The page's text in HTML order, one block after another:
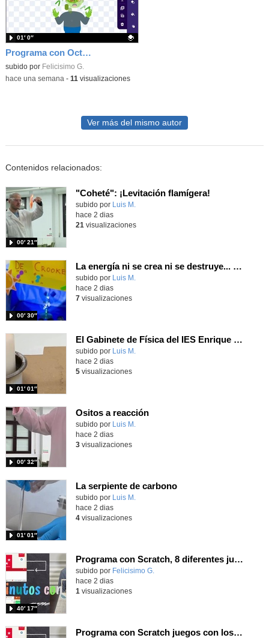
Programa con OctoStudio, un juego homenajeando al House of the dead con Zombies
Contenido educativo.
subido por Felicisimo G.
01′ 0″
-hace una semana - 11 visualizaciones
Ver más del mismo autor
Contenidos relacionados:
"Coheté": ¡Levitación flamígera!
Contenido educativo.
subido por Luis M.
00′ 21″
hace 2 dias
21 visualizaciones
La energía ni se crea ni se destruye... ¡se experimenta! El Tierno en la Feria Madrid es Ciencia 2026
Contenido educativo.
subido por Luis M.
00′ 30″
hace 2 dias
7visualizaciones
El Gabinete de Física del IES Enrique Tierno Galván de Parla (Curso 25-26)
Contenido educativo.
subido por Luis M.
01′ 01″
hace 2 dias
5visualizaciones
Ositos a reacción
Contenido educativo.
subido por Luis M.
00′ 32″
hace 2 dias
3visualizaciones
La serpiente de carbono
Contenido educativo.
subido por Luis M.
01′ 01″
hace 2 dias
4visualizaciones
Programa con Scratch, 8 diferentes juegos para vivir la emoción de los partidos de España en el mundial 2026
Contenido educativo.
subido por Felicisimo G.
40′ 17″
hace 2 dias
1 visualizaciones
Programa con Scratch juegos con los partidos del mundial 2026 ganados por España